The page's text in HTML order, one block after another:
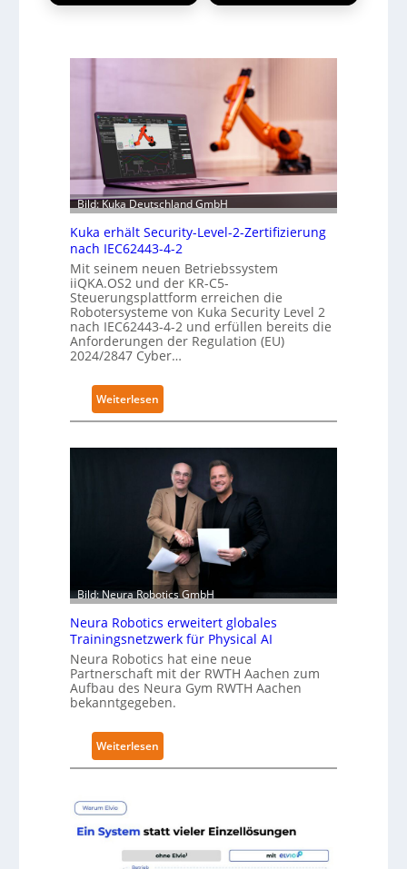
Bild: Kuka Deutschland GmbH
Kuka erhält Security-Level-2-Zertifizierung
nach IEC62443-4-2
Mit seinem neuen Betriebssystem
iiQKA.OS2 und der KR-C5-
Steuerungsplattform erreichen die
Robotersysteme von Kuka Security Level 2
nach IEC62443-4-2 und erfüllen bereits die
Anforderungen der Regulation (EU)
2024/2847 Cyber…
Weiterlesen:
K
e
r
h
ä
l
t
S
e
c
u
r
i
y
-
e
l
Bild: Neura Robotics GmbH
Neura Robotics erweitert globales
Trainingsnetzwerk für Physical AI
Neura Robotics hat eine neue
Partnerschaft mit der RWTH Aachen zum
Aufbau des Neura Gym RWTH Aachen
bekanntgegeben.
Weiterlesen:
N
a
R